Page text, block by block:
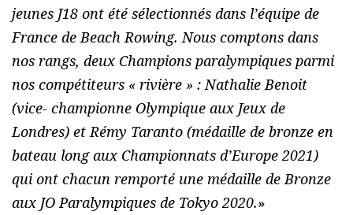
jeunes J18 ont été sélectionnés dans l’équipe de
France de Beach Rowing. Nous comptons dans
nos rangs, deux Champions paralympiques parmi
nos compétiteurs « rivière » : Nathalie Benoit
(vice- championne Olympique aux Jeux de
Londres) et Rémy Taranto (médaille de bronze en
bateau long aux Championnats d’Europe 2021)
qui ont chacun remporté une médaille de Bronze
aux JO Paralympiques de Tokyo 2020.»